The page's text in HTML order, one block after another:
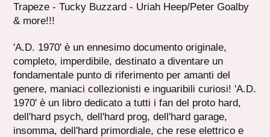
Trapeze - Tucky Buzzard - Uriah Heep/Peter Goalby
& more!!!
'A.D. 1970' è un ennesimo documento originale,
completo, imperdibile, destinato a diventare un
fondamentale punto di riferimento per amanti del
genere, maniaci collezionisti e inguaribili curiosi! 'A.D.
1970' è un libro dedicato a tutti i fan del proto hard,
dell'hard psych, dell'hard prog, dell'hard garage,
insomma, dell'hard primordiale, che rese elettrico e